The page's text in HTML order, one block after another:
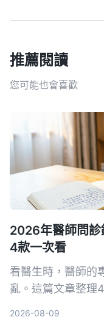
推薦閱讀
您可能也會喜歡
2026年醫師問診
4款一次看
看醫生時，醫師的
亂。這篇文章整理
2026-08-09